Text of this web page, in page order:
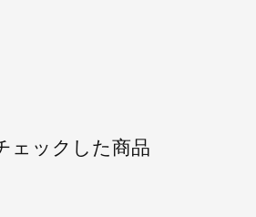
ェックした商品